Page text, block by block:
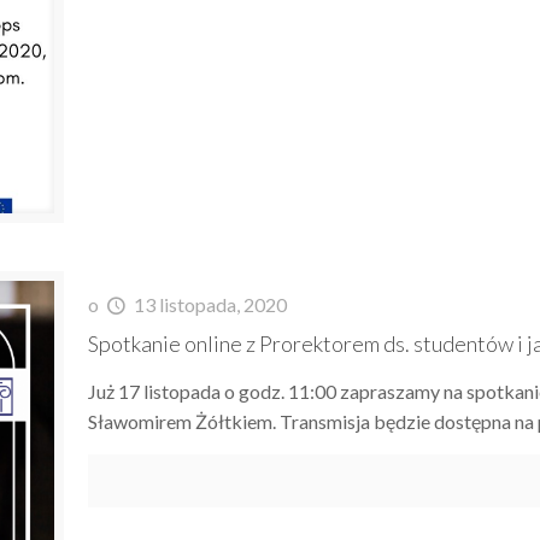
o 13 listopada, 2020
Spotkanie online z Prorektorem ds. studentów i
Już 17 listopada o godz. 11:00 zapraszamy na
Sławomirem Żółtkiem. Transmisja będzie dostępna